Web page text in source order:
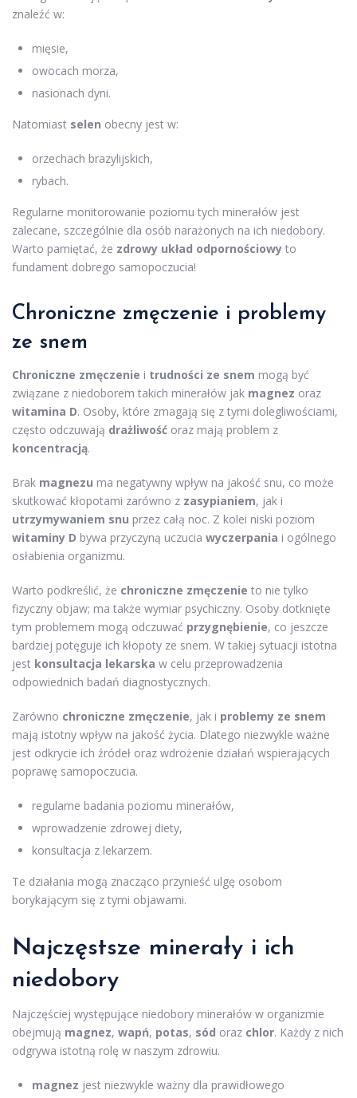
znaleźć w:
mięsie,
owocach morza,
nasionach dyni.
Natomiast selen obecny jest w:
orzechach brazylijskich,
rybach.
Regularne monitorowanie poziomu tych minerałów jest
zalecane, szczególnie dla osób narażonych na ich niedobory.
Warto pamiętać, że zdrowy układ odpornościowy to
fundament dobrego samopoczucia!
Chroniczne zmęczenie i problemy
ze snem
Chroniczne zmęczenie i trudności ze snem mogą być
związane z niedoborem takich minerałów jak magnez oraz
witamina D. Osoby, które zmagają się z tymi dolegliwościami,
często odczuwają drażliwość oraz mają problem z
koncentracją.
Brak magnezu ma negatywny wpływ na jakość snu, co może
skutkować kłopotami zarówno z zasypianiem, jak i
utrzymywaniem snu przez całą noc. Z kolei niski poziom
witaminy D bywa przyczyną uczucia wyczerpania i ogólnego
osłabienia organizmu.
Warto podkreślić, że chroniczne zmęczenie to nie tylko
fizyczny objaw; ma także wymiar psychiczny. Osoby dotknięte
tym problemem mogą odczuwać przygnębienie, co jeszcze
bardziej potęguje ich kłopoty ze snem. W takiej sytuacji istotna
jest konsultacja lekarska w celu przeprowadzenia
odpowiednich badań diagnostycznych.
Zarówno chroniczne zmęczenie, jak i problemy ze snem
mają istotny wpływ na jakość życia. Dlatego niezwykle ważne
jest odkrycie ich źródeł oraz wdrożenie działań wspierających
poprawę samopoczucia.
regularne badania poziomu minerałów,
wprowadzenie zdrowej diety,
konsultacja z lekarzem.
Te działania mogą znacząco przynieść ulgę osobom
borykającym się z tymi objawami.
Najczęstsze minerały i ich
niedobory
Najczęściej występujące niedobory minerałów w organizmie
obejmują magnez, wapń, potas, sód oraz chlor. Każdy z nich
odgrywa istotną rolę w naszym zdrowiu.
magnez jest niezwykle ważny dla prawidłowego